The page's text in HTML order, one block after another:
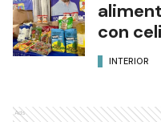
con
INTERIOR
Ads